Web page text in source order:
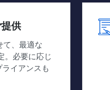
供
て、最適な
。必要に応じ
イアンスも